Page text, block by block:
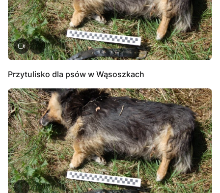
Przytulisko dla psów w Wąsoszkach